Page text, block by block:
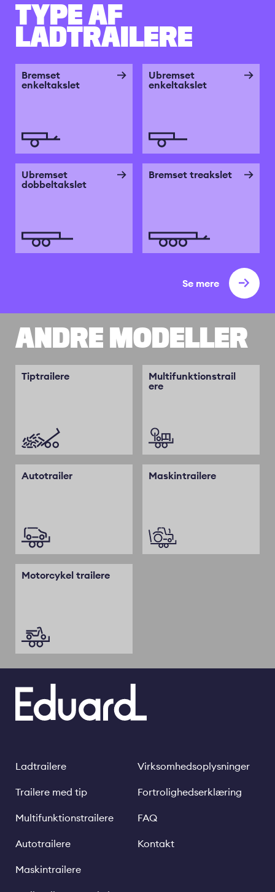
TYPE AF
LADTRAILERE
Bremset
enkeltakslet
Ubremset
enkeltakslet
Ubremset
dobbeltakslet
Bremset treakslet
Se mere
ANDRE MODELLER
Tiptrailere
Multifunktionstrail
ere
Autotrailer Maskintrailere
Motorcykel trailere
Footer
Ladtrailere
Trailere med tip
Multifunktionstrailere
Autotrailere
Maskintrailere
Legal
Virksomhedsoplysninger
Fortrolighedserklæring
FAQ
Kontakt